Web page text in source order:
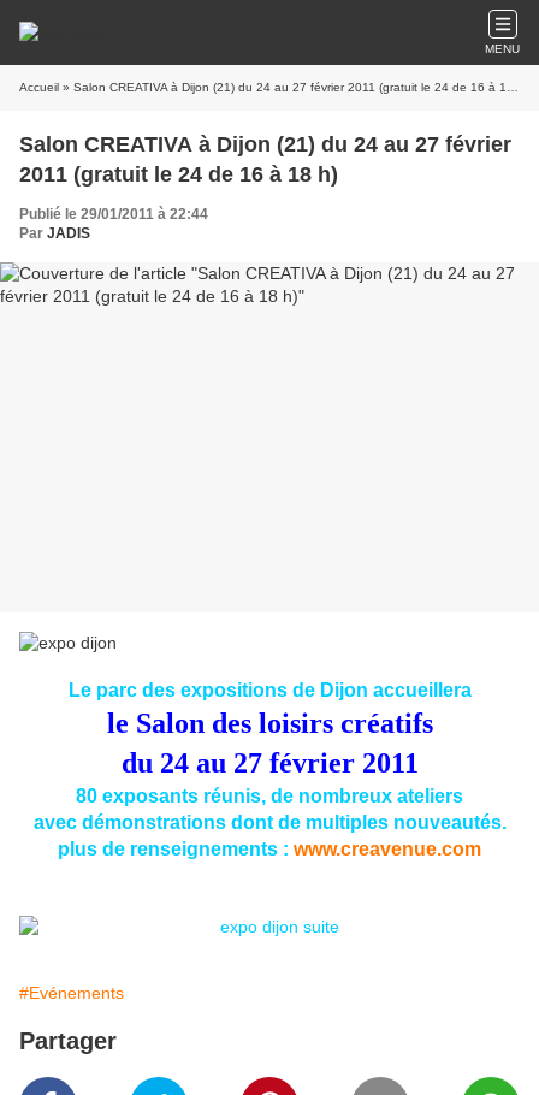
MENU
Accueil » Salon CREATIVA à Dijon (21) du 24 au 27 février 2011 (gratuit le 24 de 16 à 18 h)
Salon CREATIVA à Dijon (21) du 24 au 27 février
2011 (gratuit le 24 de 16 à 18 h)
Publié le 29/01/2011 à 22:44
Par JADIS
Le parc des expositions de Dijon accueillera
le Salon des loisirs créatifs
du 24 au 27 février 2011
80 exposants réunis, de nombreux ateliers
avec démonstrations dont de multiples nouveautés.
plus de renseignements : www.creavenue.com
#Evénements
Partager